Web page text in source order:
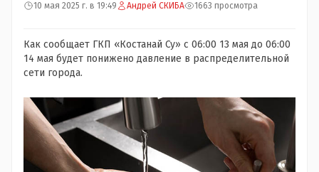
10 мая 2025 г. в 19:49 Андрей СКИБА 1663 просмотра
Как сообщает ГКП «Костанай Су» с 06:00 13 мая до 06:00
14 мая будет понижено давление в распределительной
сети города.